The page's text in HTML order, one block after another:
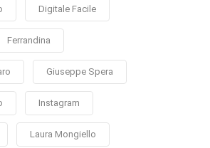
Digitale Facile
Ferrandina
Giuseppe Spera
Instagram
Laura Mongiello